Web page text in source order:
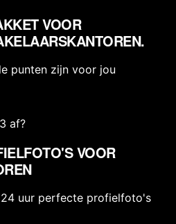
VOOR
punten zijn voor jou
af?
VOOR
uur perfecte profielfoto's